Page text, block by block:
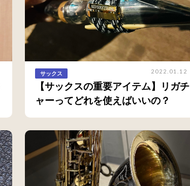
サックス 2022.01.12
【サックスの重要アイテム】リガチ
ャーってどれを使えばいいの？